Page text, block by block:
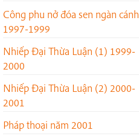
Công phu nở đóa sen ngàn cánh
1997-1999
Nhiếp Đại Thừa Luận (1) 1999-
2000
Nhiếp Đại Thừa Luận (2) 2000-
2001
Pháp thoại năm 2001